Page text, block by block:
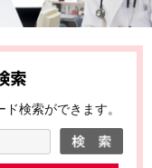
検索ができます。